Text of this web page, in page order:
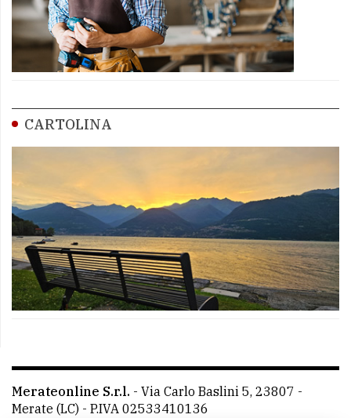
CARTOLINA
Merateonline S.r.l. - Via Carlo Baslini 5, 23807 -
Merate (LC) - P.IVA 02533410136